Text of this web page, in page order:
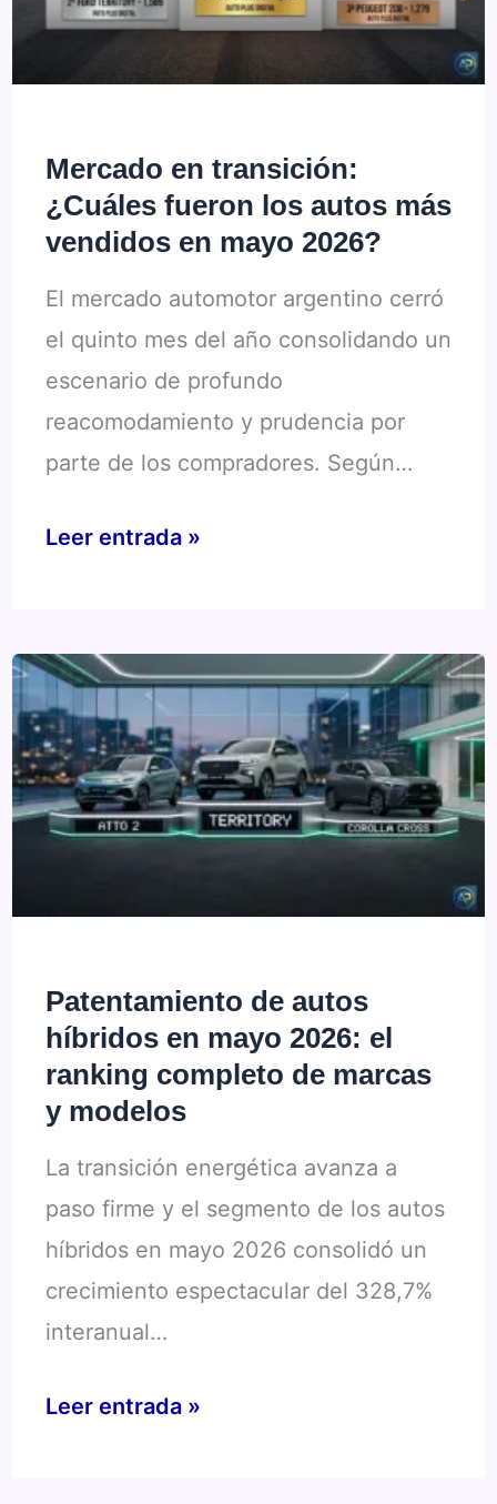
en
de
Renault
en
Mercado en transición:
¿Cuáles fueron los autos más
vendidos en mayo 2026?
El mercado automotor argentino cerró
el quinto mes del año consolidando un
escenario de profundo
reacomodamiento y prudencia por
parte de los compradores. Según…
Mercado
¿Cuáles
fueron
los
autos
más
2026?
Leer entrada »
Patentamiento de autos
híbridos en mayo 2026: el
ranking completo de marcas
y modelos
La transición energética avanza a
paso firme y el segmento de los autos
híbridos en mayo 2026 consolidó un
crecimiento espectacular del 328,7%
interanual…
Patentamiento
Leer entrada »